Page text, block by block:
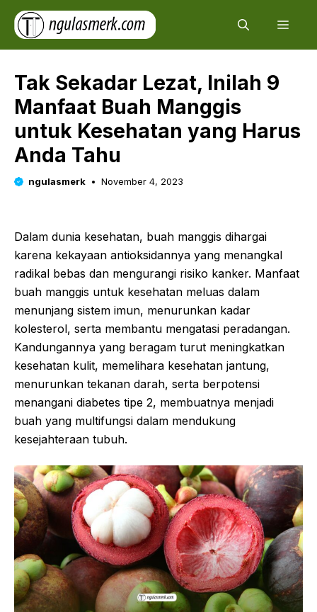
Skip
content
Tak Sekadar Lezat, Inilah 9
Manfaat Buah Manggis
untuk Kesehatan yang Harus
Anda Tahu
ngulasmerk November 4, 2023
Dalam dunia kesehatan, buah manggis dihargai
karena kekayaan antioksidannya yang menangkal
radikal bebas dan mengurangi risiko kanker. Manfaat
buah manggis untuk kesehatan meluas dalam
menunjang sistem imun, menurunkan kadar
kolesterol, serta membantu mengatasi peradangan.
Kandungannya yang beragam turut meningkatkan
kesehatan kulit, memelihara kesehatan jantung,
menurunkan tekanan darah, serta berpotensi
menangani diabetes tipe 2, membuatnya menjadi
buah yang multifungsi dalam mendukung
kesejahteraan tubuh.